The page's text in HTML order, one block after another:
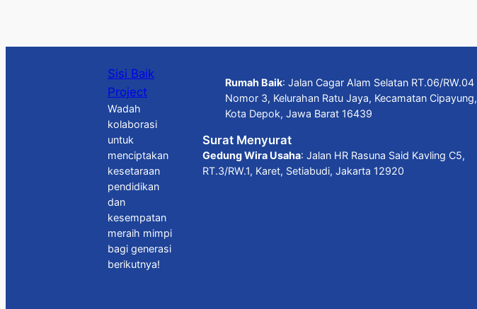
Sisi Baik
Project
Wadah
kolaborasi
untuk
menciptakan
kesetaraan
pendidikan
dan
kesempatan
meraih mimpi
bagi generasi
berikutnya!
Rumah Baik: Jalan Cagar Alam Selatan RT.06/RW.04
Nomor 3, Kelurahan Ratu Jaya, Kecamatan Cipayung,
Kota Depok, Jawa Barat 16439
Surat Menyurat
Gedung Wira Usaha: Jalan HR Rasuna Said Kavling C5,
RT.3/RW.1, Karet, Setiabudi, Jakarta 12920